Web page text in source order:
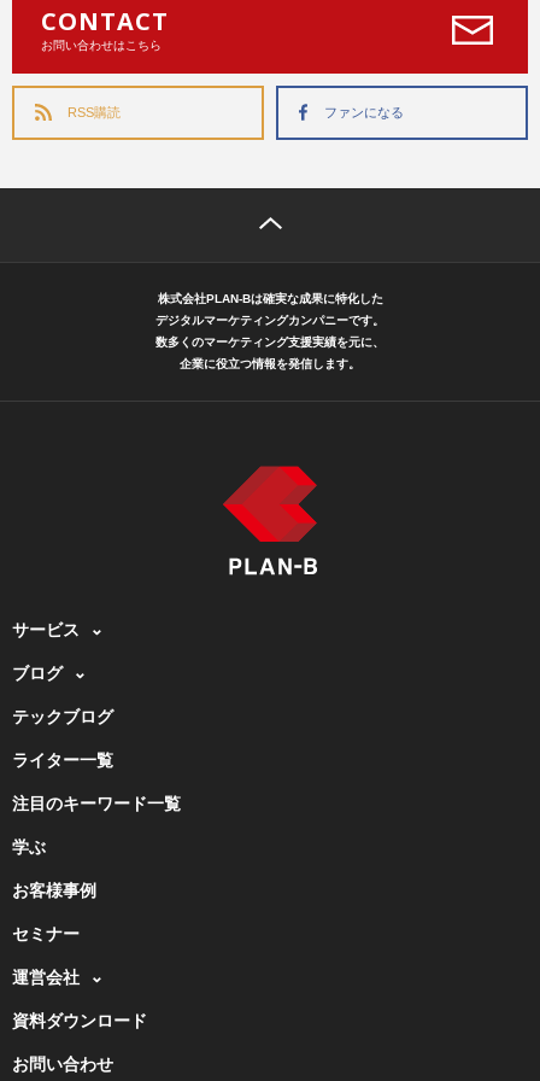
CONTACT
お問い合わせはこちら
RSS購読 ファンになる
株式会社PLAN-Bは確実な成果に特化した
デジタルマーケティングカンパニーです。
数多くのマーケティング支援実績を元に、
企業に役立つ情報を発信します。
サービス
ブログ
テックブログ
ライター一覧
注目のキーワード一覧
学ぶ
お客様事例
セミナー
運営会社
資料ダウンロード
お問い合わせ